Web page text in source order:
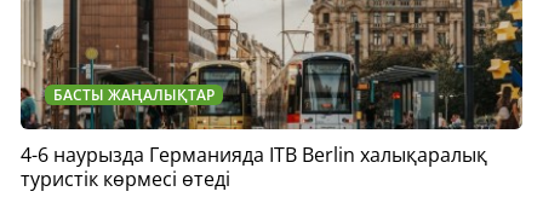
БАСТЫ ЖАҢАЛЫҚТАР
4-6 наурызда Германияда ITB Berlin халықаралық
туристік көрмесі өтеді